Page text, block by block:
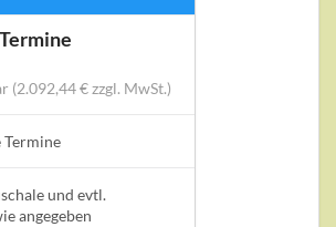
(2.092,44 € zzgl. MwSt.)
und evtl.
angegeben